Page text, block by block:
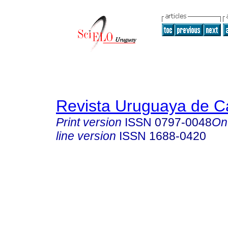
Revista Uruguaya de
Print version ISSN 0797-0048
line version ISSN 1688-0420